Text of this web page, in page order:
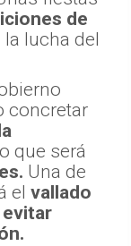
de
lucha del
concretar
que será
Una de
el vallado
evitar